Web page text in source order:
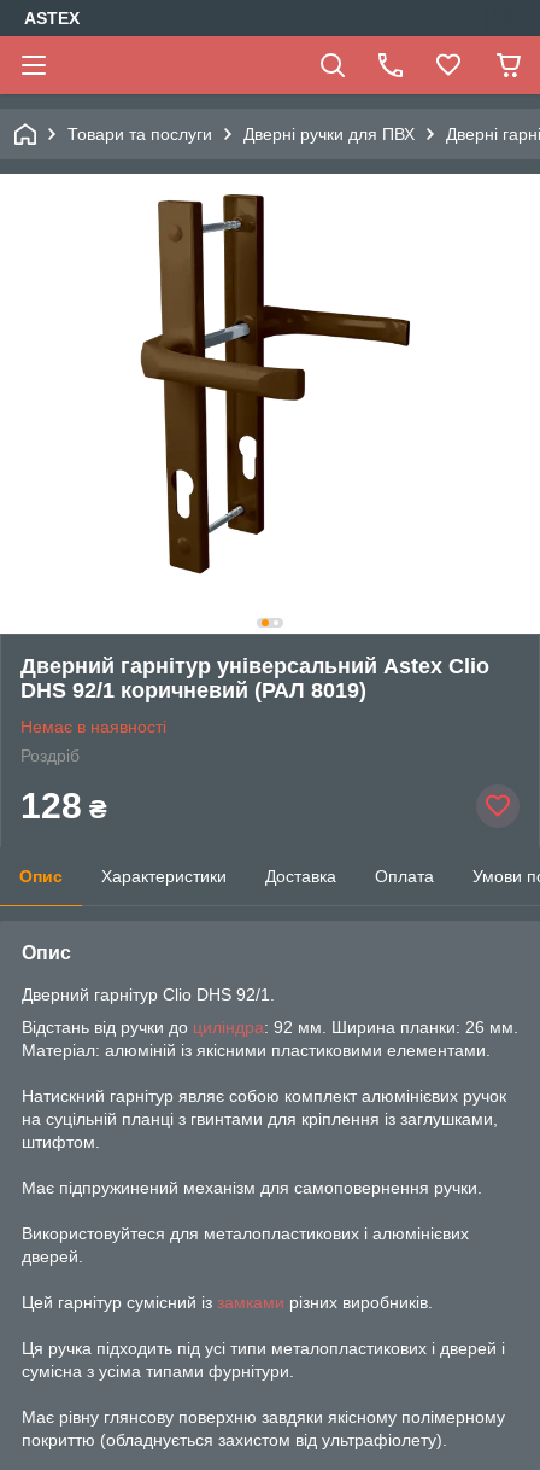
ASTEX
Товари та послуги Дверні ручки для ПВХ Дверні
Дверний гарнітур універсальний Astex Clio
DHS 92/1 коричневий (РАЛ 8019)
Немає в наявності
Роздріб
128 ₴
Опис Характеристики Доставка Оплата Умови
Опис
Дверний гарнітур Clio DHS 92/1.
Відстань від ручки до циліндра: 92 мм. Ширина планки: 26 мм.
Матеріал: алюміній із якісними пластиковими елементами.
Натискний гарнітур являє собою комплект алюмінієвих ручок
на суцільній планці з гвинтами для кріплення із заглушками,
штифтом.
Має підпружинений механізм для самоповернення ручки.
Використовуйтеся для металопластикових і алюмінієвих
дверей.
Цей гарнітур сумісний із замками різних виробників.
Ця ручка підходить під усі типи металопластикових і дверей і
сумісна з усіма типами фурнітури.
Має рівну глянсову поверхню завдяки якісному полімерному
покриттю (обладнується захистом від ультрафіолету).